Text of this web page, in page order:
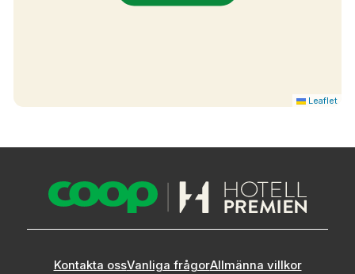
Leaflet
Kontakta ossVanliga frågorAllmänna villkor